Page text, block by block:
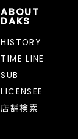
ABOUT
DAKS
HISTORY
TIME LINE
SUB
LICENSEE
店舗検索